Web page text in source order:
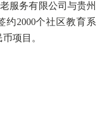
服务有限公司与贵州
约2000个社区教育系
项目。